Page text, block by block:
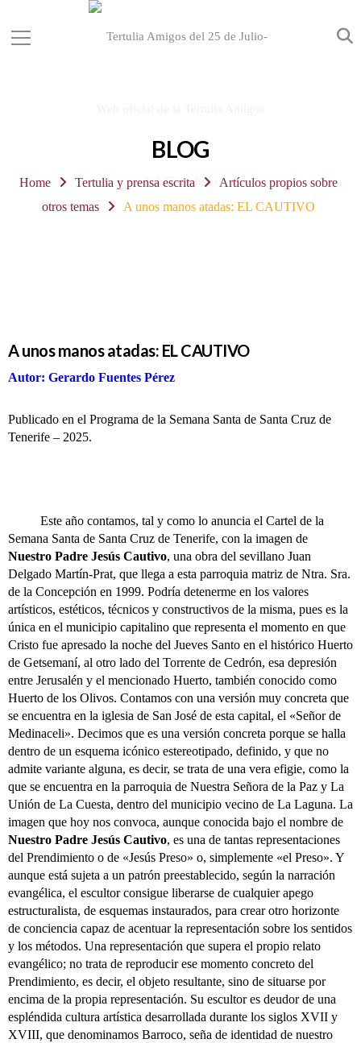
BLOG
Home Tertulia y prensa escrita
Artículos propios sobre
otros temas
A unos manos atadas: EL CAUTIVO
A unos manos atadas: EL CAUTIVO
Autor: Gerardo Fuentes Pérez
Publicado en el Programa de la Semana Santa de Santa Cruz de
Tenerife – 2025.
Este año contamos, tal y como lo anuncia el Cartel de la
Semana Santa de Santa Cruz de Tenerife, con la imagen de
Nuestro Padre Jesús Cautivo, una obra del sevillano Juan
Delgado Martín-Prat, que llega a esta parroquia matriz de Ntra. Sra.
de la Concepción en 1999. Podría detenerme en los valores
artísticos, estéticos, técnicos y constructivos de la misma, pues es la
única en el municipio capitalino que representa el momento en que
Cristo fue apresado la noche del Jueves Santo en el histórico Huerto
de Getsemaní, al otro lado del Torrente de Cedrón, esa depresión
entre Jerusalén y el mencionado Huerto, también conocido como
Huerto de los Olivos. Contamos con una versión muy concreta que
se encuentra en la iglesia de San José de esta capital, el «Señor de
Medinaceli». Decimos que es una versión concreta porque se halla
dentro de un esquema icónico estereotipado, definido, y que no
admite variante alguna, es decir, se trata de una vera efigie, como la
que se encuentra en la parroquia de Nuestra Señora de la Paz y La
Unión de La Cuesta, dentro del municipio vecino de La Laguna. La
imagen que hoy nos convoca, aunque conocida bajo el nombre de
Nuestro Padre Jesús Cautivo, es una de tantas representaciones
del Prendimiento o de «Jesús Preso» o, simplemente «el Preso». Y
aunque está sujeta a un patrón preestablecido, según la narración
evangélica, el escultor consigue liberarse de cualquier apego
estructuralista, de esquemas instaurados, para crear otro horizonte
de conciencia capaz de acentuar la representación sobre los sentidos
y los métodos. Una representación que supera el propio relato
evangélico; no trata de reproducir ese momento concreto del
Prendimiento, es decir, el objeto resultante, sino de situarse por
encima de la propia representación. Su escultor es deudor de una
espléndida cultura artística desarrollada durante los siglos XVII y
XVIII, que denominamos Barroco, seña de identidad de nuestro